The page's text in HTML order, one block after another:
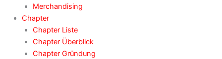
Merchandising
Chapter
Chapter Liste
Chapter Überblick
Chapter Gründung